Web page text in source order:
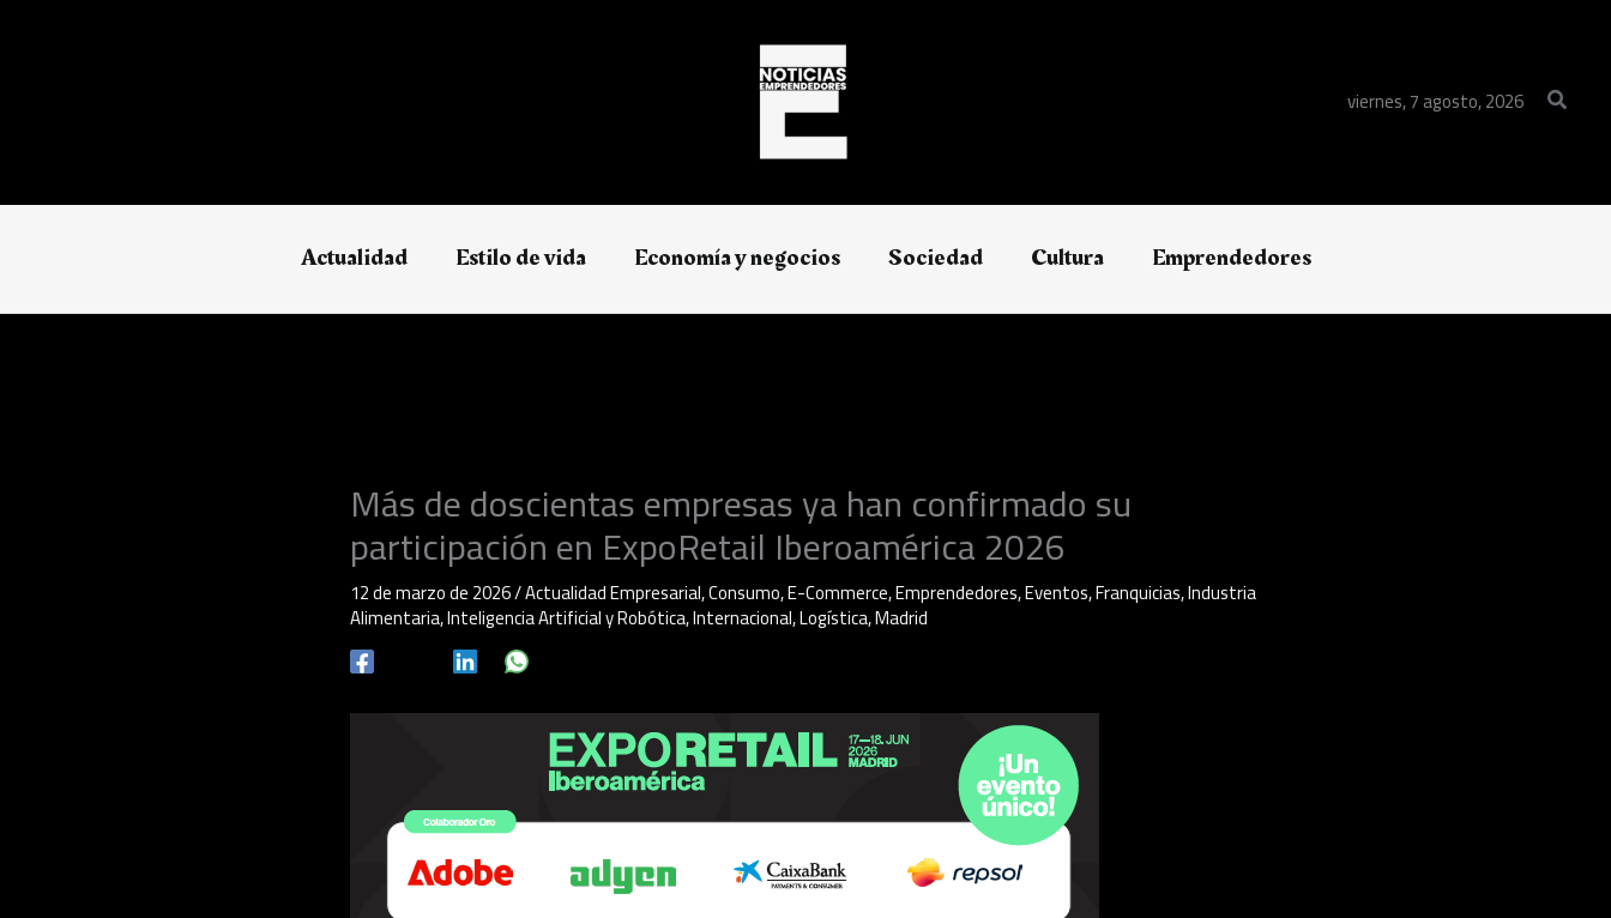
viernes, 7 agosto, 2026
Buscar
Actualidad Estilo de vida Economía y negocios​ Sociedad Cultura Emprendedores
Más de doscientas empresas ya han confirmado su
participación en ExpoRetail Iberoamérica 2026
12 de marzo de 2026/Actualidad Empresarial,Consumo,E-Commerce,Emprendedores,Eventos,Franquicias,Industria
Alimentaria,Inteligencia Artificial y Robótica,Internacional,Logística,Madrid